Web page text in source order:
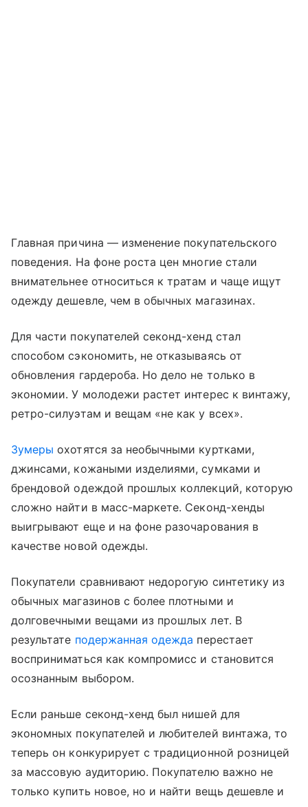
Главная причина — изменение покупательского
поведения. На фоне роста цен многие стали
внимательнее относиться к тратам и чаще ищут
одежду дешевле, чем в обычных магазинах.
Для части покупателей секонд-хенд стал
способом сэкономить, не отказываясь от
обновления гардероба. Но дело не только в
экономии. У молодежи растет интерес к винтажу,
ретро-силуэтам и вещам «не как у всех».
Зумеры охотятся за необычными куртками,
джинсами, кожаными изделиями, сумками и
брендовой одеждой прошлых коллекций, которую
сложно найти в масс-маркете. Секонд-хенды
выигрывают еще и на фоне разочарования в
качестве новой одежды.
Покупатели сравнивают недорогую синтетику из
обычных магазинов с более плотными и
долговечными вещами из прошлых лет. В
результате подержанная одежда перестает
восприниматься как компромисс и становится
осознанным выбором.
Если раньше секонд-хенд был нишей для
экономных покупателей и любителей винтажа, то
теперь он конкурирует с традиционной розницей
за массовую аудиторию. Покупателю важно не
только купить новое, но и найти вещь дешевле и